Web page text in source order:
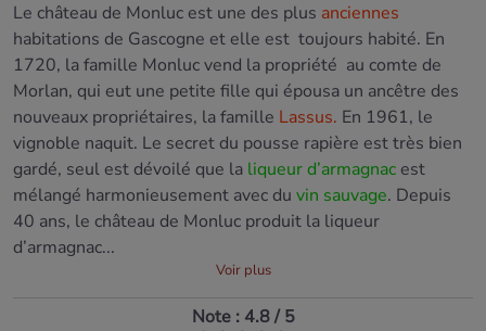
Le château de Monluc est une des plus anciennes
habitations de Gascogne et elle est toujours habité. En
1720, la famille Monluc vend la propriété au comte de
Morlan, qui eut une petite fille qui épousa un ancêtre des
nouveaux propriétaires, la famille Lassus. En 1961, le
vignoble naquit. Le secret du pousse rapière est très bien
gardé, seul est dévoilé que la liqueur d’armagnac est
mélangé harmonieusement avec du vin sauvage. Depuis
40 ans, le château de Monluc produit la liqueur
d’armagnac...
Voir plus
Note : 4.8/5